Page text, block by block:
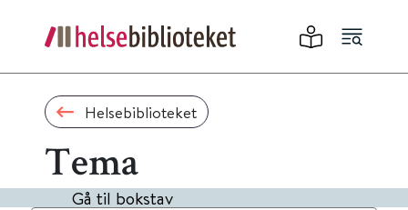
Helsebiblioteket
Tema
Gå til bokstav